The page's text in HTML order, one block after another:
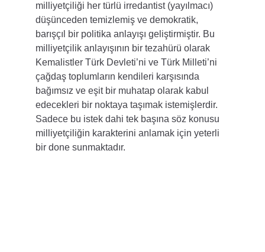
milliyetçiliği her türlü irredantist (yayılmacı)
düşünceden temizlemiş ve demokratik,
barışçıl bir politika anlayışı geliştirmiştir. Bu
milliyetçilik anlayışının bir tezahürü olarak
Kemalistler Türk Devleti’ni ve Türk Milleti’ni
çağdaş toplumların kendileri karşısında
bağımsız ve eşit bir muhatap olarak kabul
edecekleri bir noktaya taşımak istemişlerdir.
Sadece bu istek dahi tek başına söz konusu
milliyetçiliğin karakterini anlamak için yeterli
bir done sunmaktadır.